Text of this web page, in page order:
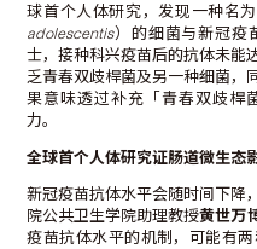
球首个人体研究，发现一种名
adolescentis）的细菌与新冠疫
士，接种科兴疫苗后的抗体未能
乏青春双歧桿菌及另一种细菌，
果意味透过补充「青春双歧桿
力。
全球首个人体研究证肠道微生态
新冠疫苗抗体水平会随时间下降
院公共卫生学院助理教授黄世万
疫苗抗体水平的机制，可能有